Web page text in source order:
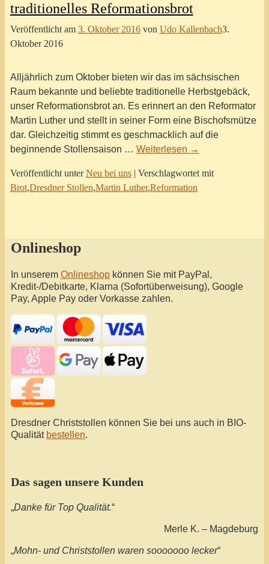
traditionelles Reformationsbrot
Veröffentlicht am 3. Oktober 2016 von Udo Kallenbach3.
Oktober 2016
Alljährlich zum Oktober bieten wir das im sächsischen
Raum bekannte und beliebte traditionelle Herbstgebäck,
unser Reformationsbrot an. Es erinnert an den Reformator
Martin Luther und stellt in seiner Form eine Bischofsmütze
dar. Gleichzeitig stimmt es geschmacklich auf die
beginnende Stollensaison … Weiterlesen →
Veröffentlicht unter Neu bei uns| Verschlagwortet mit
Brot,Dresdner Stollen,Martin Luther,Reformation
Onlineshop
In unserem Onlineshop können Sie mit PayPal,
Kredit-/Debitkarte, Klarna (Sofortüberweisung), Google
Pay, Apple Pay oder Vorkasse zahlen.
Dresdner Christstollen können Sie bei uns auch in BIO-
Qualität bestellen.
Das sagen unsere Kunden
„Danke für Top Qualität.“
Merle K. – Magdeburg
„Mohn- und Christstollen waren sooooooo lecker“